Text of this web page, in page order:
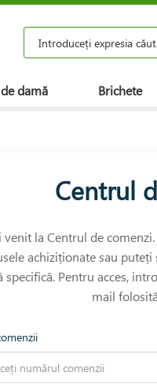
damă Brichete
Centrul
venit la Centrul de
achiziționate sau
specifică. Pentru acces,
mail